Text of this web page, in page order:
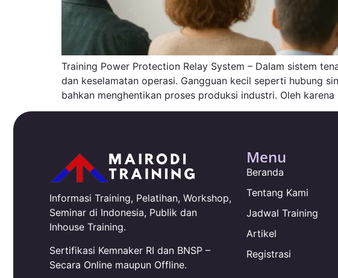
Training Power Protection Relay System – Dalam sistem
dan keselamatan operasi. Gangguan kecil seperti hubung
bahkan menghentikan proses produksi industri. Oleh
Informasi Training, Pelatihan, Workshop,
Seminar di Indonesia, Publik dan
Inhouse Training.
Sertifikasi Kemnaker RI dan BNSP –
Secara Online maupun Offline.
Menu
Beranda
Tentang Kami
Jadwal Training
Artikel
Registrasi